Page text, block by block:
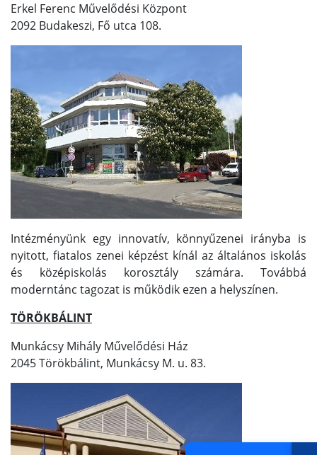
Erkel Ferenc Művelődési Központ
2092 Budakeszi, Fő utca 108.
Intézményünk egy innovatív, könnyűzenei irányba is
nyitott, fiatalos zenei képzést kínál az általános iskolás
és középiskolás korosztály számára. Továbbá
moderntánc tagozat is működik ezen a helyszínen.
TÖRÖKBÁLINT
Munkácsy Mihály Művelődési Ház
2045 Törökbálint, Munkácsy M. u. 83.